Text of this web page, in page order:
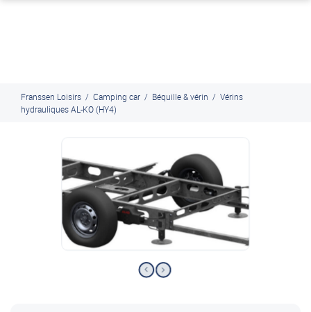
Franssen Loisirs / Camping car / Béquille & vérin / Vérins
hydrauliques AL-KO (HY4)